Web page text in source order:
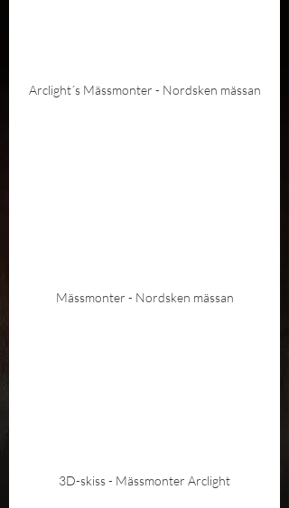
Arclight´s Mässmonter - Nordsken mässan
Mässmonter - Nordsken mässan
3D-skiss - Mässmonter Arclight